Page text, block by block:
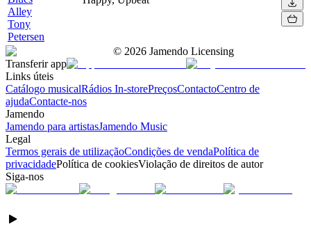
Alley
Tony
Petersen
© 2026 Jamendo Licensing
Transferir app
Links úteis
Catálogo musicalRádios In-storePreçosContactoCentro de
ajudaContacte-nos
Jamendo
Jamendo para artistasJamendo Music
Legal
Termos gerais de utilizaçãoCondições de vendaPolítica de
privacidadePolítica de cookiesViolação de direitos de autor
Siga-nos